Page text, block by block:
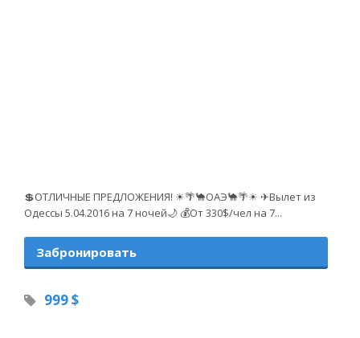
💲ОТЛИЧНЫЕ ПРЕДЛОЖЕНИЯ! ☀🌴🐪ОАЭ🐪🌴☀ ✈Вылет из
Одессы 5.04.2016 на 7 ночей🌙 💰От 330$/чел на 7...
Забронировать
999 $